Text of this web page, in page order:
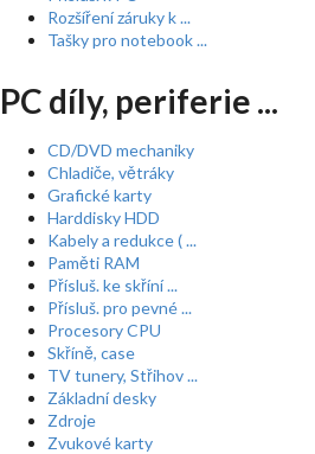
Rozšíření záruky k ...
Tašky pro notebook ...
PC díly, periferie ...
CD/DVD mechaniky
Chladiče, větráky
Grafické karty
Harddisky HDD
Kabely a redukce ( ...
Paměti RAM
Přísluš. ke skříní ...
Přísluš. pro pevné ...
Procesory CPU
Skříně, case
TV tunery, Střihov ...
Základní desky
Zdroje
Zvukové karty